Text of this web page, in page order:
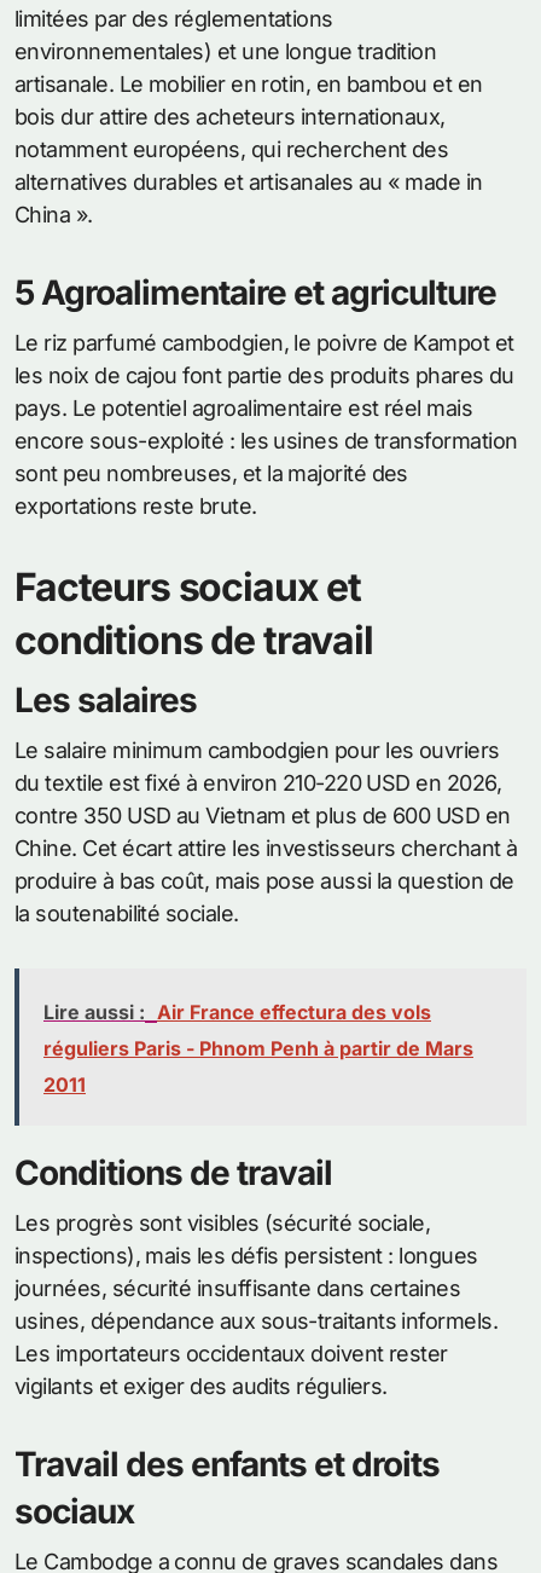
limitées par des réglementations
environnementales) et une longue tradition
artisanale. Le mobilier en rotin, en bambou et en
bois dur attire des acheteurs internationaux,
notamment européens, qui recherchent des
alternatives durables et artisanales au « made in
China ».
5 Agroalimentaire et agriculture
Le riz parfumé cambodgien, le poivre de Kampot et
les noix de cajou font partie des produits phares du
pays. Le potentiel agroalimentaire est réel mais
encore sous-exploité : les usines de transformation
sont peu nombreuses, et la majorité des
exportations reste brute.
Facteurs sociaux et
conditions de travail
Les salaires
Le salaire minimum cambodgien pour les ouvriers
du textile est fixé à environ 210-220 USD en 2026,
contre 350 USD au Vietnam et plus de 600 USD en
Chine. Cet écart attire les investisseurs cherchant à
produire à bas coût, mais pose aussi la question de
la soutenabilité sociale.
Lire aussi : Air France effectura des vols
réguliers Paris - Phnom Penh à partir de Mars
2011
Conditions de travail
Les progrès sont visibles (sécurité sociale,
inspections), mais les défis persistent : longues
journées, sécurité insuffisante dans certaines
usines, dépendance aux sous-traitants informels.
Les importateurs occidentaux doivent rester
vigilants et exiger des audits réguliers.
Travail des enfants et droits
sociaux
Le Cambodge a connu de graves scandales dans